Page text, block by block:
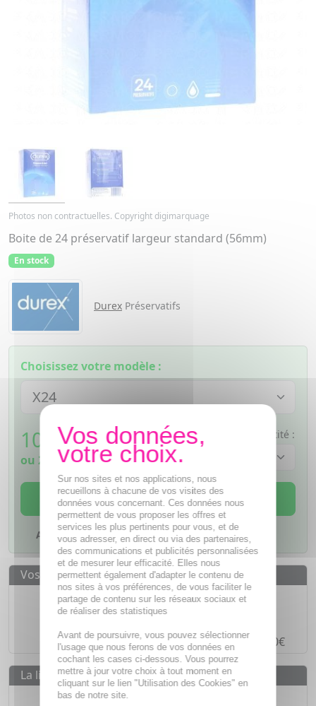
Photos non contractuelles. Copyright digimarquage
Boite de 24 préservatif largeur standard (56mm)
En stock
Durex Préservatifs
Choisissez votre modèle :
10,38€ TTC
ou 2,60€si 4 fois sans frais
Quantité :
AJOUTER AU PANIER
Ajouter à mes favoris
Vos avantages
Des prixIMBATTABLES
Paiement en ligneSÉCURISÉ
Paiement en4 fois sans fraisà partir de 30€
La livraison
Livraison gratuite dès
Sur nos sites et nos applications, nous
recueillons à chacune de vos visites des
données vous concernant. Ces données nous
permettent de vous proposer les offres et
services les plus pertinents pour vous, et de
vous adresser, en direct ou via des partenaires,
des communications et publicités personnalisées
et de mesurer leur efficacité. Elles nous
permettent également d'adapter le contenu de
nos sites à vos préférences, de vous faciliter le
partage de contenu sur les réseaux sociaux et
de réaliser des statistiques
Avant de poursuivre, vous pouvez sélectionner
l'usage que nous ferons de vos données en
cochant les cases ci-dessous. Vous pourrez
mettre à jour votre choix à tout moment en
cliquant sur le lien "Utilisation des Cookies" en
bas de notre site.